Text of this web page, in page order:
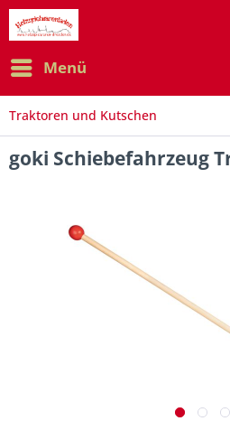
Menü
Traktoren und Kutschen
goki Schiebefahrzeug